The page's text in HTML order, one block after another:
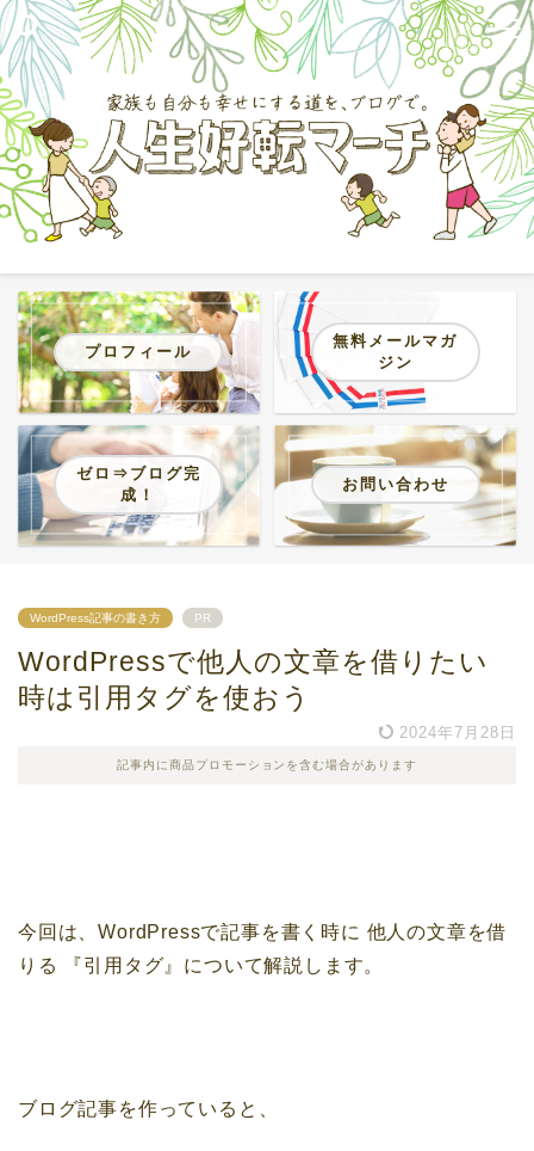
プロフィール
無料メールマガ
ジン
ゼロ⇒ブログ完
成！
お問い合わせ
WordPress記事の書き方 PR
WordPressで他人の文章を借りたい
時は引用タグを使おう
2024年7月28日
記事内に商品プロモーションを含む場合があります
今回は、WordPressで記事を書く時に 他人の文章を借
りる
『引用タグ』について解説します。
ブログ記事を作っていると、